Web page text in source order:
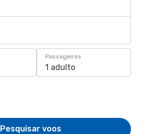
Passageiros
1 adulto
Pesquisar voos